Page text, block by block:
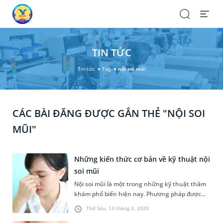
SearchOpen
TIN TỨC
Tin tức Tag nội soi mũi
CÁC BÀI ĐĂNG ĐƯỢC GẮN THẺ "NỘI SOI
MŨI"
Thứ Sáu, 13 tháng 3, 2020
Những kiến thức cơ bản về kỹ thuật nội
soi mũi
Nội soi mũi là một trong những kỹ thuật thăm
khám phổ biến hiện nay. Phương pháp được
các bác sĩ chỉ định thực hiện trong nhiều
trường hợp với dụng cụ là một ống nội soi nhỏ,